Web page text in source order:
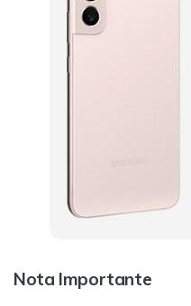
Nota Importante